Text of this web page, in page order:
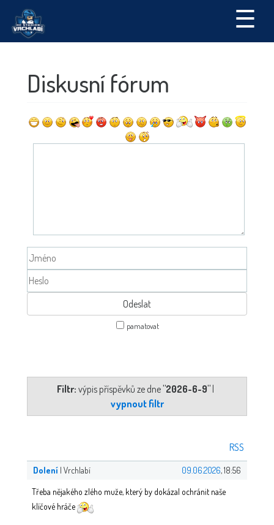
☰
Diskusní fórum
pamatovat
Filtr: výpis příspěvků ze dne"2026-6-9"|
vypnout filtr
RSS
Dolení | Vrchlabí 09.06.2026, 18:56
Třeba nějakého zlého muže, který by dokázal ochránit naše
klíčové hráče